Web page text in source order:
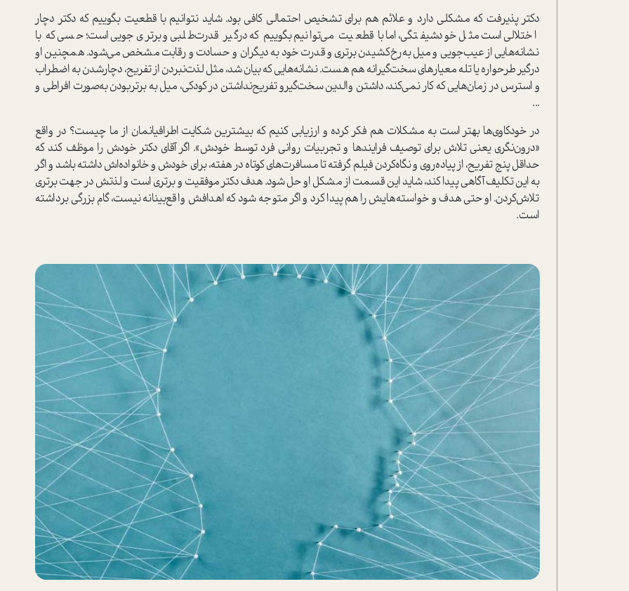
دکتر پذیرفت که مشکلی دارد و علائم هم برای تشخیص احتمالی کافی بود. شاید نتوانیم با قطعیت بگوییم که دکتر دچار
اختلالی است مثل خودشیفتگی، اما با قطعیت می‌توانیم بگوییم که درگیر قدرت‌طلبی و برتری‌جویی است؛ حسی که با
نشانه‌هایی از عیب‌جویی و میل به‌رخ‌کشیدن برتری و قدرت خود به دیگران و حسادت و رقابت مشخص می‌شود. همچنین او
درگیر طرحواره یا تله معیارهای سخت‌گیرانه هم هست. نشانه‌هایی که بیان شد، مثل لذت‌نبردن از تفریح، دچار‌شدن به اضطراب
و استرس در زمان‌هایی که کار نمی‌کند، داشتن والدین سخت‌گیرو تفریح‌نداشتن در کودکی، میل به برتر‌بودن به‌صورت افراطی و
...
در خودکاوی‌ها بهتر است به مشکلات هم فکر کرده و ارزیابی کنیم که بیشترین شکایت اطرافیانمان از ما چیست؟ در واقع
«درون‌نگری یعنی تلاش برای توصیف فرایندها و تجربیات روانی فرد توسط خودش». اگر آقای دکتر خودش را موظف کند که
حداقل پنج تفریح، از پیاد‌ه‌روی و نگاه‌کردن فیلم گرفته تا مسافرت‌های کوتاه در هفته، برای خودش و خانواده‌اش داشته باشد و اگر
به این تکلیف آگاهی پیدا کند، شاید این قسمت از مشکل او حل شود. هدف دکتر موفقیت و برتری است و لذتش در جهت برتری
تلاش‌کردن. او حتی هدف و خواسته‌هایش را هم پیدا کرد و اگر متوجه شود که اهدافش واقع‌بینانه نیست، گام بزرگی برداشته
است.